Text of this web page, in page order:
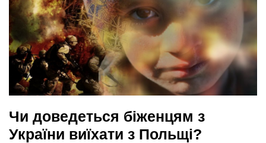
Чи доведеться біженцям з
України виїхати з Польщі?